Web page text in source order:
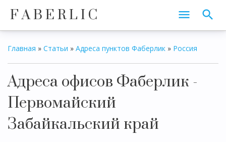
F A B E R L I C
Главная » Статьи » Адреса пунктов Фаберлик » Россия
Адреса офисов Фаберлик -
Первомайский
Забайкальский край